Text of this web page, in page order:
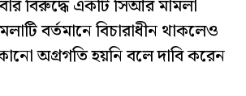
বিরুদ্ধে একটি সিআর মামলা
বর্তমানে বিচারাধীন থাকলেও
অগ্রগতি হয়নি বলে দাবি করেন